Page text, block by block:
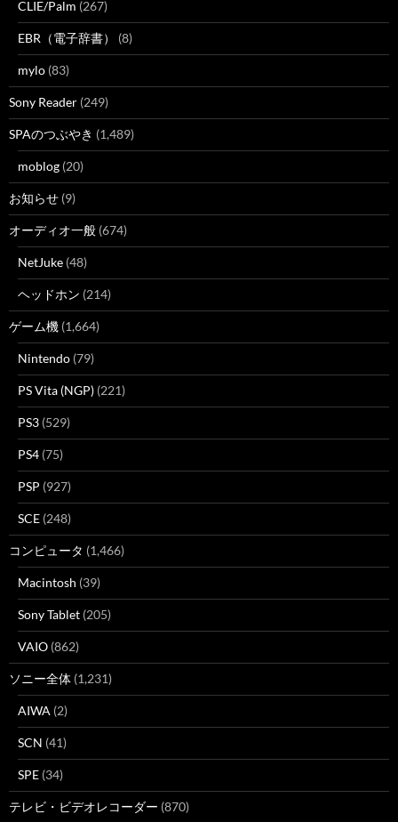
CLIE/Palm (267)
EBR（電子辞書） (8)
mylo (83)
Sony Reader (249)
SPAのつぶやき (1,489)
moblog (20)
お知らせ (9)
オーディオ一般 (674)
NetJuke (48)
ヘッドホン (214)
ゲーム機 (1,664)
Nintendo (79)
PS Vita (NGP) (221)
PS3 (529)
PS4 (75)
PSP (927)
SCE (248)
コンピュータ (1,466)
Macintosh (39)
Sony Tablet (205)
VAIO (862)
ソニー全体 (1,231)
AIWA (2)
SCN (41)
SPE (34)
テレビ・ビデオレコーダー (870)